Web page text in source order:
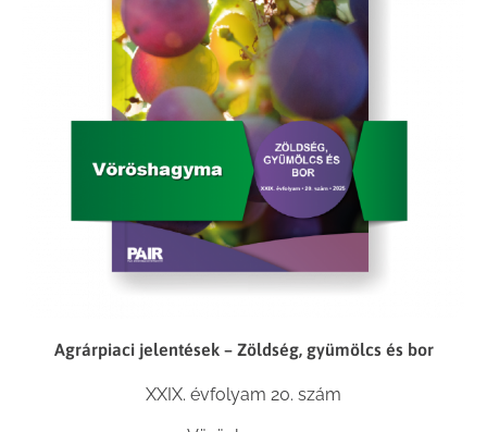
Agrárpiaci jelentések – Zöldség, gyümölcs és bor
XXIX. évfolyam 20. szám